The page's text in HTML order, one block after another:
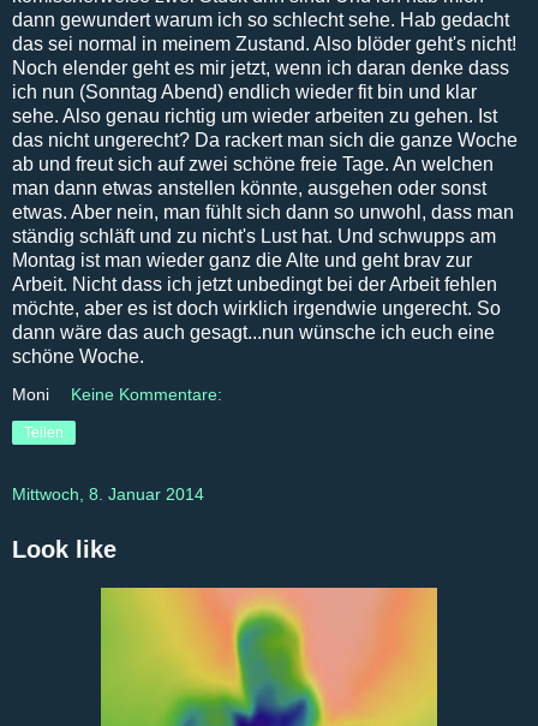
dann gewundert warum ich so schlecht sehe. Hab gedacht
das sei normal in meinem Zustand. Also blöder geht's nicht!
Noch elender geht es mir jetzt, wenn ich daran denke dass
ich nun (Sonntag Abend) endlich wieder fit bin und klar
sehe. Also genau richtig um wieder arbeiten zu gehen. Ist
das nicht ungerecht? Da rackert man sich die ganze Woche
ab und freut sich auf zwei schöne freie Tage. An welchen
man dann etwas anstellen könnte, ausgehen oder sonst
etwas. Aber nein, man fühlt sich dann so unwohl, dass man
ständig schläft und zu nicht's Lust hat. Und schwupps am
Montag ist man wieder ganz die Alte und geht brav zur
Arbeit. Nicht dass ich jetzt unbedingt bei der Arbeit fehlen
möchte, aber es ist doch wirklich irgendwie ungerecht. So
dann wäre das auch gesagt...nun wünsche ich euch eine
schöne Woche.
Moni Keine Kommentare:
Teilen
Mittwoch, 8. Januar 2014
Look like